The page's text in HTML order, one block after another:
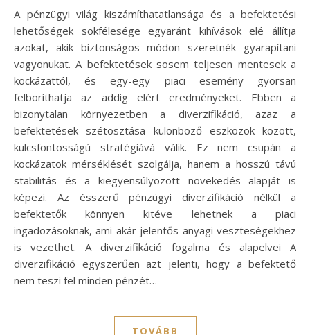
A pénzügyi világ kiszámíthatatlansága és a befektetési
lehetőségek sokfélesége egyaránt kihívások elé állítja
azokat, akik biztonságos módon szeretnék gyarapítani
vagyonukat. A befektetések sosem teljesen mentesek a
kockázattól, és egy-egy piaci esemény gyorsan
felboríthatja az addig elért eredményeket. Ebben a
bizonytalan környezetben a diverzifikáció, azaz a
befektetések szétosztása különböző eszközök között,
kulcsfontosságú stratégiává válik. Ez nem csupán a
kockázatok mérséklését szolgálja, hanem a hosszú távú
stabilitás és a kiegyensúlyozott növekedés alapját is
képezi. Az ésszerű pénzügyi diverzifikáció nélkül a
befektetők könnyen kitéve lehetnek a piaci
ingadozásoknak, ami akár jelentős anyagi veszteségekhez
is vezethet. A diverzifikáció fogalma és alapelvei A
diverzifikáció egyszerűen azt jelenti, hogy a befektető
nem teszi fel minden pénzét…
TOVÁBB